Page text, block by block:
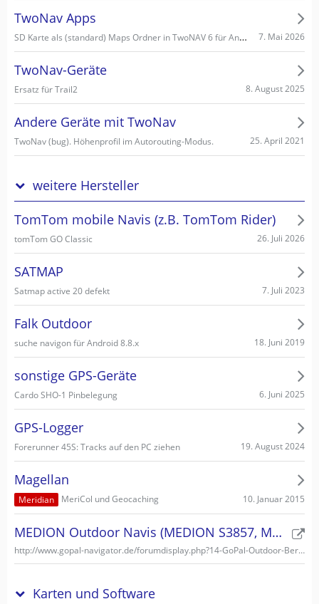
TwoNav Apps
SD Karte als (standard) Maps Ordner in TwoNAV 6 für Android einstellen/wählen 7. Mai 2026
TwoNav-Geräte
Ersatz für Trail2 8. August 2025
Andere Geräte mit TwoNav
TwoNav (bug). Höhenprofil im Autorouting-Modus. 25. April 2021
weitere Hersteller
TomTom mobile Navis (z.B. TomTom Rider)
tomTom GO Classic 26. Juli 2026
SATMAP
Satmap active 20 defekt 7. Juli 2023
Falk Outdoor
suche navigon für Android 8.8.x 18. Juni 2019
sonstige GPS-Geräte
Cardo SHO-1 Pinbelegung 6. Juni 2025
GPS-Logger
Forerunner 45S: Tracks auf den PC ziehen 19. August 2024
Magellan
Meridian MeriCol und Geocaching 10. Januar 2015
MEDION Outdoor Navis (MEDION S3857, MEDION S3747)
http://www.gopal-navigator.de/forumdisplay.php?14-GoPal-Outdoor-Bereich
Karten und Software